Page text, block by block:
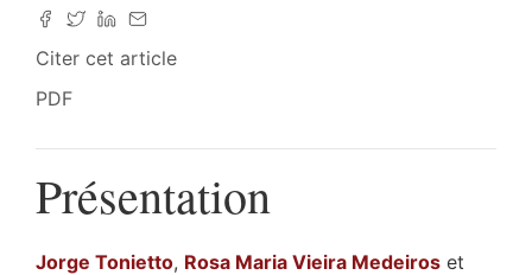
Citer cet article
PDF
Présentation
Jorge Tonietto, Rosa Maria Vieira Medeiros et